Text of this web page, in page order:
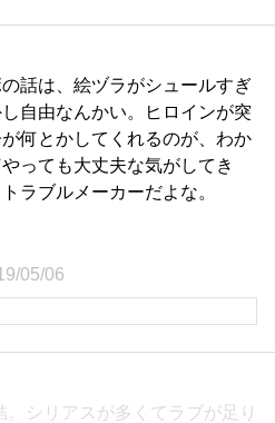
話は、絵ヅラがシュールすぎ
自由なんかい。ヒロインが突
何とかしてくれるのが、わか
っても大丈夫な気がしてき
ラブルメーカーだよな。
05/06
。シリアスが多くてラブが足り